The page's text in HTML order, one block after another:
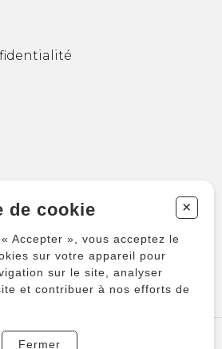
instruments
2026 – PRODUCTIONS D'OZ
de cookie +
Accepter », vous acceptez le
sur votre appareil pour
sur le site, analyser
et contribuer à nos efforts de
Fermer